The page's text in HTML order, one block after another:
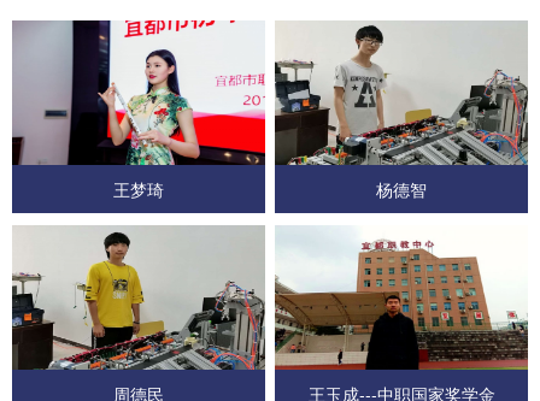
王梦琦 杨德智
周德民 王玉成---中职国家奖学金